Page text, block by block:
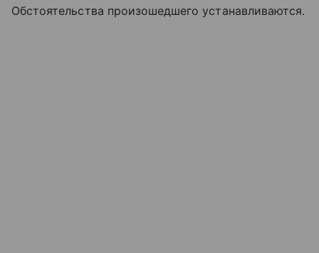
Обстоятельства произошедшего устанавливаются.